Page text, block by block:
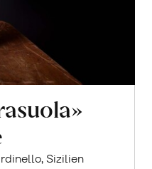
Sizilien